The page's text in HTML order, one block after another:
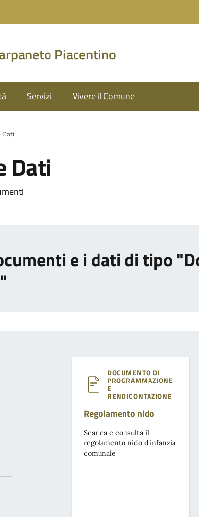
Piacentino
Servizi Vivere il Comune
Dati
Dati
e i dati di tipo
DOCUMENTO DI
PROGRAMMAZIONE
E
RENDICONTAZIONE
Regolamento nido
Scarica e consulta il
regolamento nido d'infanzia
comunale